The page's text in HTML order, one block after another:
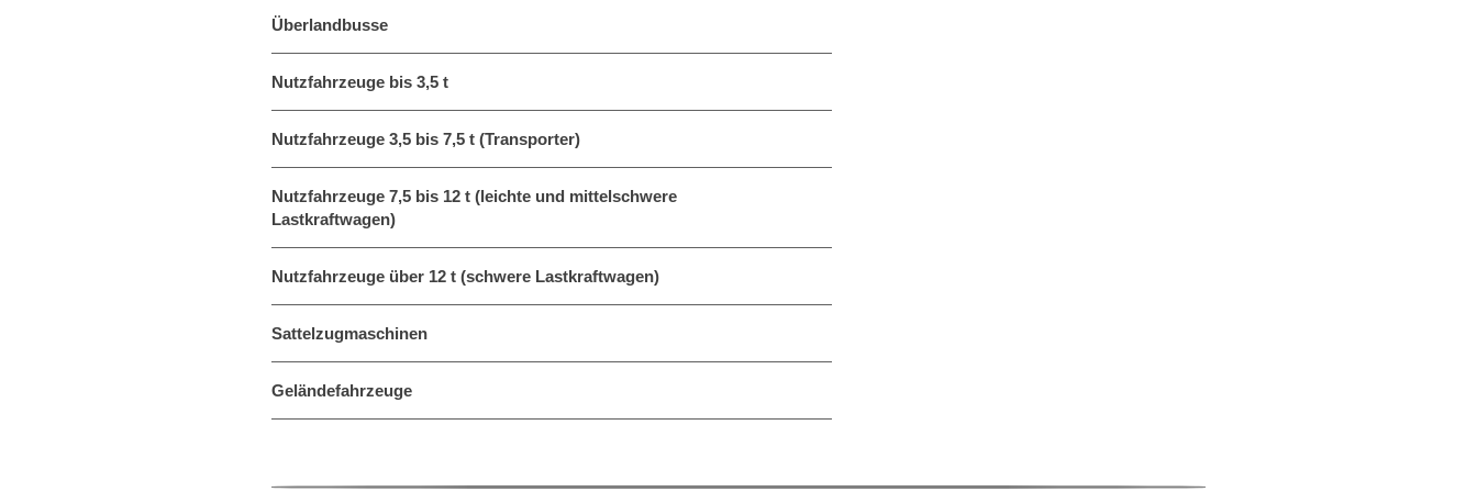
Überlandbusse
Nutzfahrzeuge bis 3,5 t
Nutzfahrzeuge 3,5 bis 7,5 t (Transporter)
Nutzfahrzeuge 7,5 bis 12 t (leichte und mittelschwere
Lastkraftwagen)
Nutzfahrzeuge über 12 t (schwere Lastkraftwagen)
Sattelzugmaschinen
Geländefahrzeuge